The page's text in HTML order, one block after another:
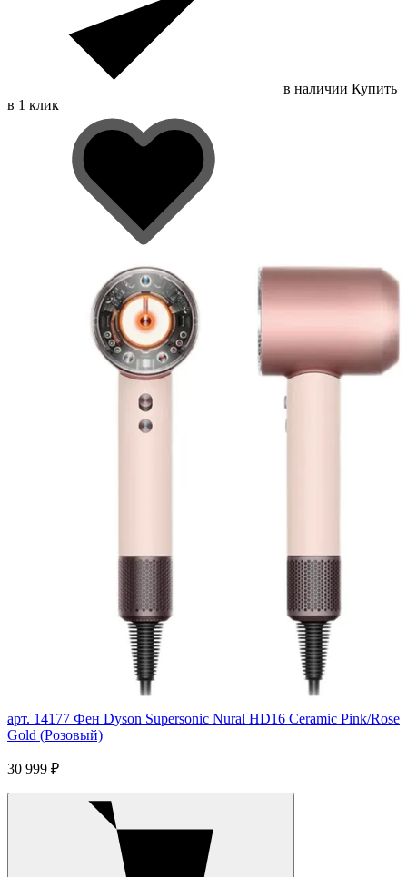
в наличии Купить
в 1 клик
арт. 14177 Фен Dyson Supersonic Nural HD16 Ceramic Pink/Rose
Gold (Розовый)
30 999 ₽